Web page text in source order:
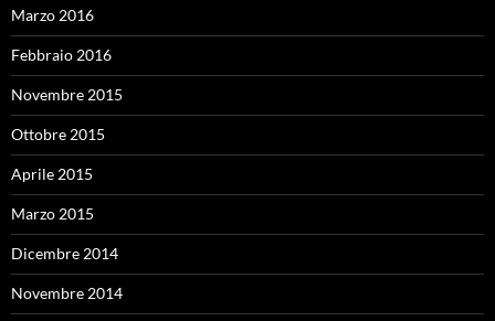
Marzo 2016
Febbraio 2016
Novembre 2015
Ottobre 2015
Aprile 2015
Marzo 2015
Dicembre 2014
Novembre 2014